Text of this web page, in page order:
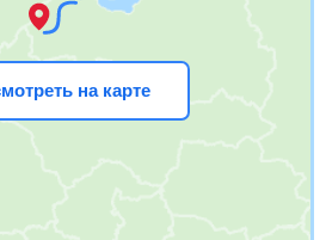
на карте